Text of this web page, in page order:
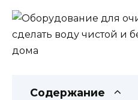
Содержание